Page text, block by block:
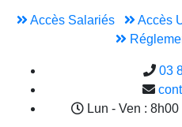
Accès Salariés Accès
03
Lun - Ven : 8h00